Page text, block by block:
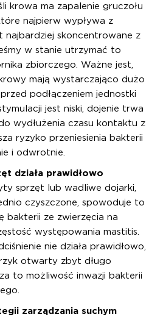
krowa ma zapalenie gruczołu
najpierw wypływa z
najbardziej skoncentrowane z
w stanie utrzymać to
zbiorczego. Ważne jest,
mają wystarczająco dużo
podłączeniem jednostki
jest niski, dojenie trwa
wydłużenia czasu kontaktu z
ryzyko przeniesienia bakterii
i odwrotnie.
działa prawidłowo
sprzęt lub wadliwe dojarki,
czyszczone, spowoduje to
bakterii ze zwierzęcia na
występowania mastitis.
nie działa prawidłowo,
otwarty zbyt długo
to możliwość inwazji bakterii
zarządzania suchym